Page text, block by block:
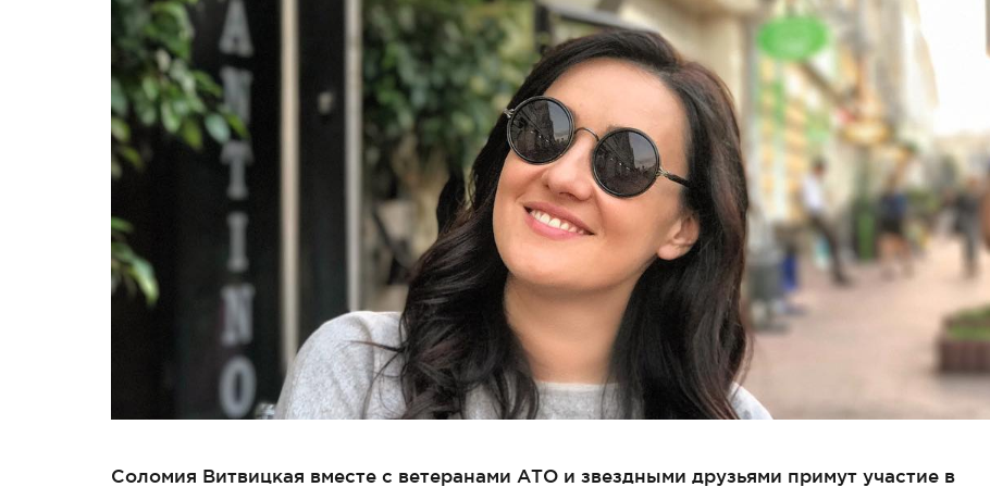
Соломия Витвицкая вместе с ветеранами АТО и звездными друзьями примут участие в